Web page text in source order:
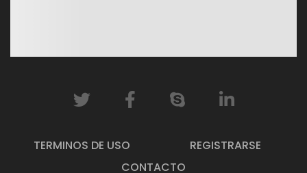
TERMINOS DE USO
REGISTRARSE
CONTACTO